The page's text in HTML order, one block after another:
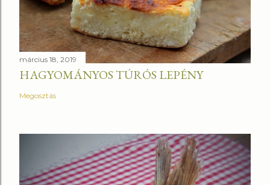
március 18, 2019
HAGYOMÁNYOS TÚRÓS LEPÉNY
Megosztás